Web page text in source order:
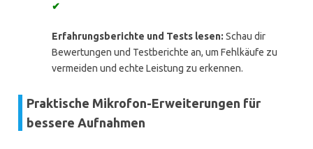
✔
Erfahrungsberichte und Tests lesen: Schau dir
Bewertungen und Testberichte an, um Fehlkäufe zu
vermeiden und echte Leistung zu erkennen.
Praktische Mikrofon-Erweiterungen für
bessere Aufnahmen